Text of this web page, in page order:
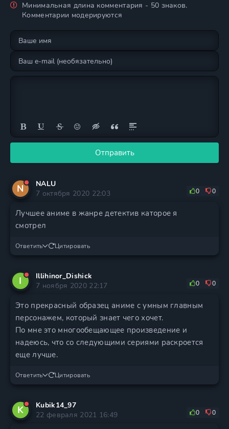
Минимальная длина комментария - 50 знаков.
Комментарии модерируются
Отправить
N
NALU
7 октября 2020 22:03
0 0
Лучшее аниме в жанре детектив каторое я
смотрел
Ответить Цитировать
I
Illihinor_Dishick
7 ноября 2020 22:17
0 0
Это прекрасный образец аниме с умным главным
персонажем, который знает чего хочет.
По мне это многообещающее произведение и
надеюсь, что со следующими сериями раскроется
еще лучше.
Ответить Цитировать
K
Kubik14_97
22 февраля 2021 16:49
0 0